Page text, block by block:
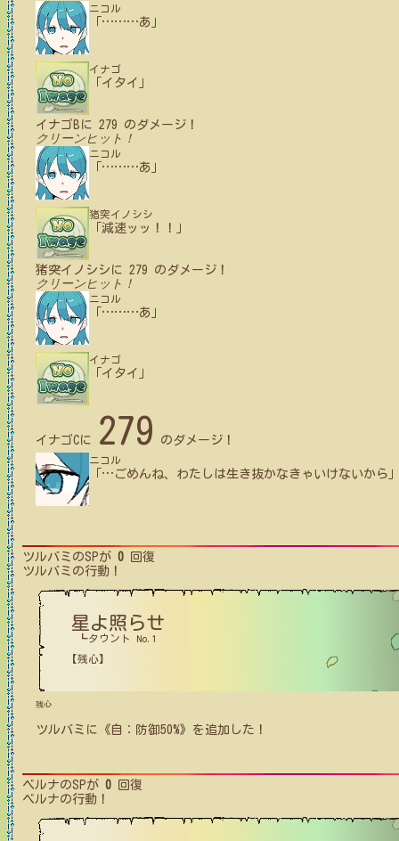
ニコル
………あ」
イナゴ
「イタイ」
イナゴB に 279 のダメージ！
クリーンヒット！
ニコル
………あ」
猪突イノシシ
「減速ッッ！！」
猪突イノシシ に 279 のダメージ！
クリーンヒット！
ニコル
………あ」
イナゴ
「イタイ」
イナゴCに 279 のダメージ！
ニコル
… ごめんね、わたしは生き抜かなきゃいけないから
ツルバミ のSPが 0 回復
ツルバミ の行動！
星よ照らせ
┗タウント No.1
【残心】
残心
ツルバミ に 《自：防御50%》 を追加した！
ベルナのSPが 0 回復
ベルナの行動！